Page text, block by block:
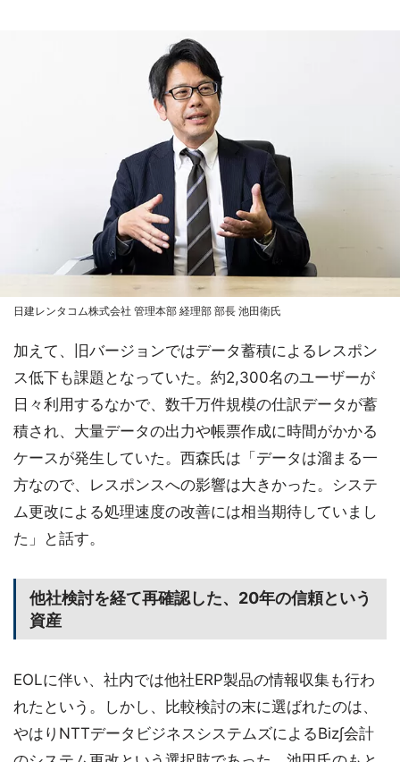
日建レンタコム株式会社 管理本部 経理部 部長 池田衛氏
加えて、旧バージョンではデータ蓄積によるレスポン
ス低下も課題となっていた。約2,300名のユーザーが
日々利用するなかで、数千万件規模の仕訳データが蓄
積され、大量データの出力や帳票作成に時間がかかる
ケースが発生していた。西森氏は「データは溜まる一
方なので、レスポンスへの影響は大きかった。システ
ム更改による処理速度の改善には相当期待していまし
た」と話す。
他社検討を経て再確認した、20年の信頼という
資産
EOLに伴い、社内では他社ERP製品の情報収集も行わ
れたという。しかし、比較検討の末に選ばれたのは、
やはりNTTデータビジネスシステムズによるBiz∫会計